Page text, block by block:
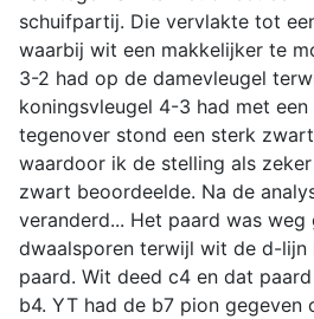
schuifpartij. Die vervlakte tot
waarbij wit een makkelijker te
3-2 had op de damevleugel
koningsvleugel 4-3 had met
tegenover stond een sterk
waardoor ik de stelling als
zwart beoordeelde. Na de
veranderd... Het paard was weg
dwaalsporen terwijl wit de d-lijn
paard. Wit deed c4 en dat
b4. YT had de b7 pion gegeven